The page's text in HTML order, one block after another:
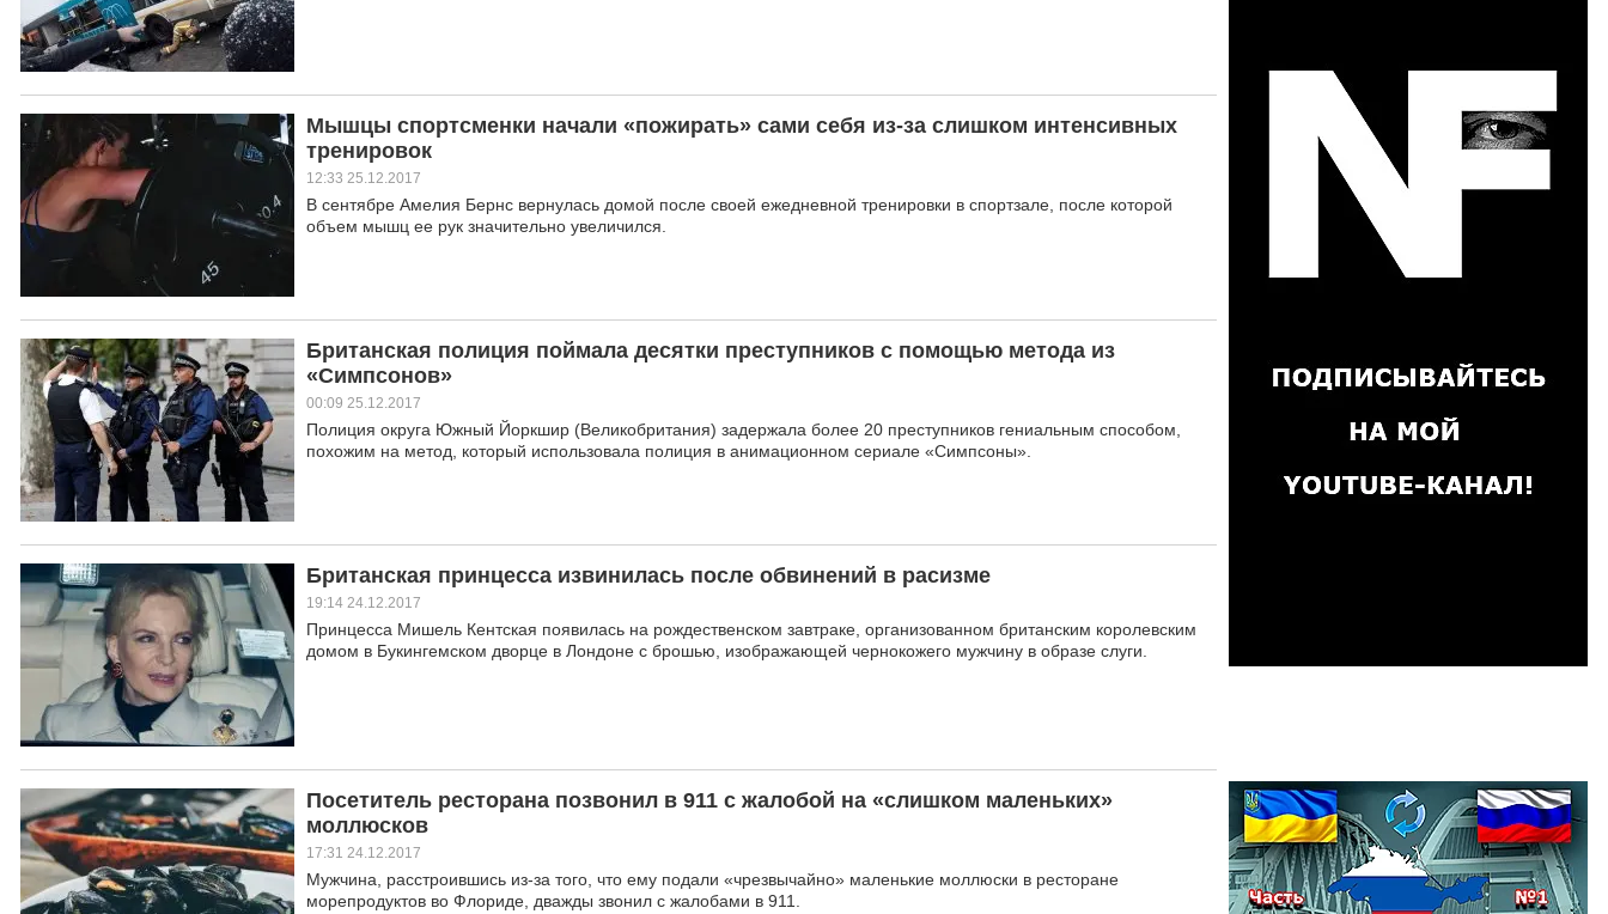
Мышцы спортсменки начали «пожирать» сами себя из-за слишком интенсивных
тренировок
12:33 25.12.2017
В сентябре Амелия Бернс вернулась домой после своей ежедневной тренировки в спортзале, после которой
объем мышц ее рук значительно увеличился.
Британская полиция поймала десятки преступников с помощью метода из
«Симпсонов»
00:09 25.12.2017
Полиция округа Южный Йоркшир (Великобритания) задержала более 20 преступников гениальным способом,
похожим на метод, который использовала полиция в анимационном сериале «Симпсоны».
Британская принцесса извинилась после обвинений в расизме
19:14 24.12.2017
Принцесса Мишель Кентская появилась на рождественском завтраке, организованном британским королевским
домом в Букингемском дворце в Лондоне с брошью, изображающей чернокожего мужчину в образе слуги.
Посетитель ресторана позвонил в 911 с жалобой на «слишком маленьких»
моллюсков
17:31 24.12.2017
Мужчина, расстроившись из-за того, что ему подали «чрезвычайно» маленькие моллюски в ресторане
морепродуктов во Флориде, дважды звонил с жалобами в 911.